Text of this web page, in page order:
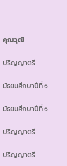
คุณวุฒิ
ปริญญาตรี
มัธยมศึกษาปีที่ 6
มัธยมศึกษาปีที่ 6
ปริญญาตรี
ปริญญาตรี